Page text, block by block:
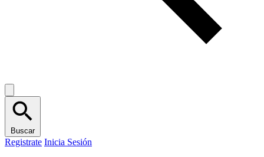
Buscar
Registrate Inicia Sesión